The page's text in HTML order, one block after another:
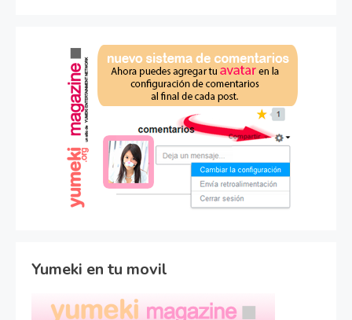
Yumeki en tu movil